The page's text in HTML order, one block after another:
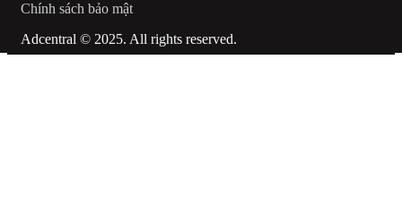
Chính sách bảo mật
Adcentral © 2025. All rights reserved.